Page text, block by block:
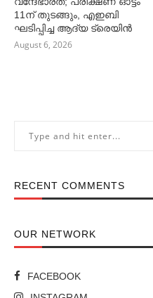
11ന് തുടങ്ങും, എഇബി
ഘടിപ്പിച്ച ആദ്യ ട്രെയിന്‍
August 6, 2026
RECENT COMMENTS
OUR NETWORK
FACEBOOK